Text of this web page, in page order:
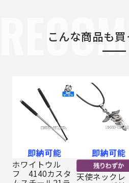
こんな商品も
ホワイトウル
フ 4140カスタ 天使ネックレ